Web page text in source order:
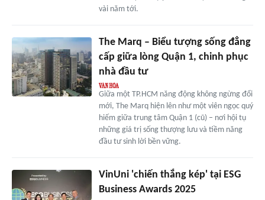
vài năm tới.
The Marq – Biểu tượng sống đẳng
cấp giữa lòng Quận 1, chinh phục
nhà đầu tư
Giữa một TP.HCM năng động không ngừng đổi
mới, The Marq hiện lên như một viên ngọc quý
hiếm giữa trung tâm Quận 1 (cũ) – nơi hội tụ
những giá trị sống thượng lưu và tiềm năng
đầu tư sinh lời bền vững.
VinUni 'chiến thắng kép' tại ESG
Business Awards 2025